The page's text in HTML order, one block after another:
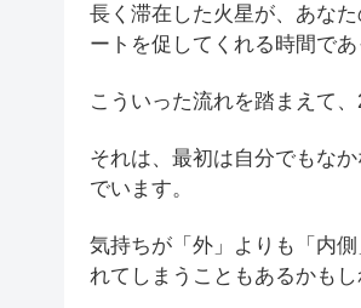
長く滞在した火星が、あな
ートを促してくれる時間で
こういった流れを踏まえて
それは、最初は自分でもな
でいます。
気持ちが「外」よりも「内
れてしまうこともあるかもし